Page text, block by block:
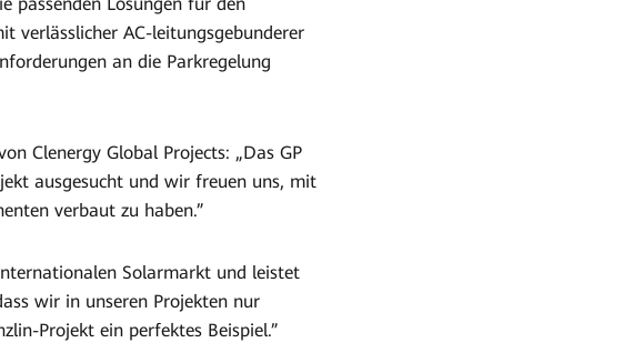
verlässlicher AC-leitungsgebunderer
an die Parkregelung
Clenergy Global Projects: „Das GP
ausgesucht und wir freuen uns, mit
verbaut zu haben.”
Solarmarkt und leistet
wir in unseren Projekten nur
Projekt ein perfektes Beispiel.”